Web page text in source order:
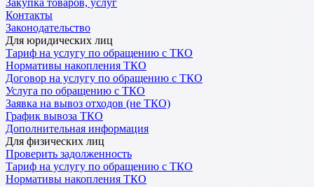
Контакты
Законодательство
Для юридических лиц
Тариф на услугу по обращению с ТКО
Нормативы накопления ТКО
Договор на услугу по обращению с ТКО
Услуга по обращению с ТКО
Заявка на вывоз отходов (не ТКО)
График вывоза ТКО
Дополнительная информация
Для физических лиц
Проверить задолженность
Тариф на услугу по обращению с ТКО
Нормативы накопления ТКО